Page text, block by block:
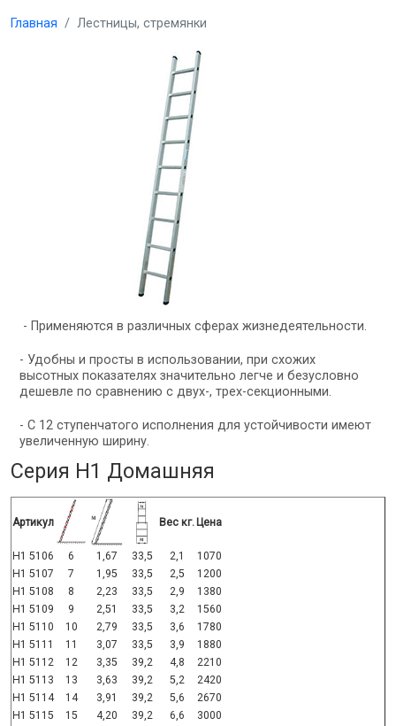
Главная Лестницы, стремянки
- Применяются в различных сферах жизнедеятельности.
- Удобны и просты в использовании, при схожих
высотных показателях значительно легче и безусловно
дешевле по сравнению с двух-, трех-секционными.
- С 12 ступенчатого исполнения для устойчивости имеют
увеличенную ширину.
Серия H1 Домашняя
Артикул Вес кг. Цена
H1 5106 6 1,67 33,5 2,1
1070
H1 5107
7 1,95 33,5 2,5
1200
H1 5108
8 2,23 33,5 2,9
1380
H1 5109
9 2,51 33,5 3,2
1560
H1 5110
10 2,79 33,5 3,6
1780
H1 5111
11 3,07 33,5 3,9
1880
H1 5112
12 3,35 39,2 4,8
2210
H1 5113
13 3,63 39,2 5,2
2420
H1 5114
14 3,91 39,2 5,6
2670
H1 5115
15 4,20 39,2 6,6
3000